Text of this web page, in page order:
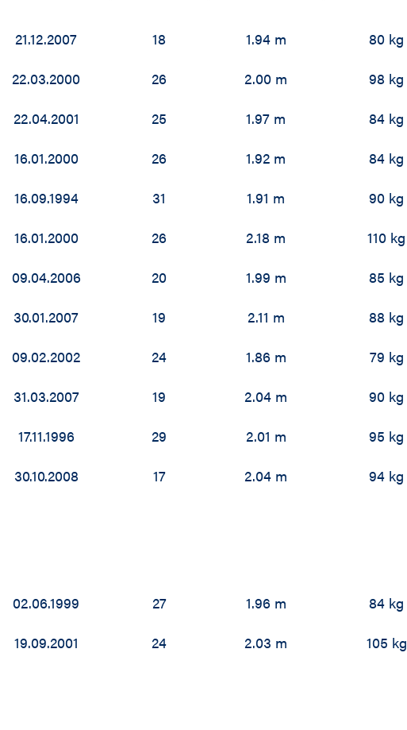
21.12.2007 18 1.94 m 80 kg
22.03.2000 26 2.00 m 98 kg
22.04.2001 25 1.97 m 84 kg
16.01.2000 26 1.92 m 84 kg
16.09.1994 31 1.91 m 90 kg
16.01.2000 26 2.18 m 110 kg
09.04.2006 20 1.99 m 85 kg
30.01.2007 19 2.11 m 88 kg
09.02.2002 24 1.86 m 79 kg
31.03.2007 19 2.04 m 90 kg
17.11.1996 29 2.01 m 95 kg
30.10.2008 17 2.04 m 94 kg
02.06.1999 27 1.96 m 84 kg
19.09.2001 24 2.03 m 105 kg